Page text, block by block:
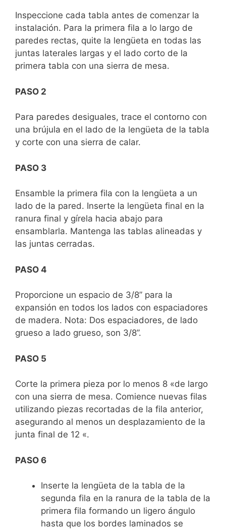
Inspeccione cada tabla antes de comenzar la
instalación. Para la primera fila a lo largo de
paredes rectas, quite la lengüeta en todas las
juntas laterales largas y el lado corto de la
primera tabla con una sierra de mesa.
PASO 2
Para paredes desiguales, trace el contorno con
una brújula en el lado de la lengüeta de la tabla
y corte con una sierra de calar.
PASO 3
Ensamble la primera fila con la lengüeta a un
lado de la pared. Inserte la lengüeta final en la
ranura final y gírela hacia abajo para
ensamblarla. Mantenga las tablas alineadas y
las juntas cerradas.
PASO 4
Proporcione un espacio de 3/8” para la
expansión en todos los lados con espaciadores
de madera. Nota: Dos espaciadores, de lado
grueso a lado grueso, son 3/8”.
PASO 5
Corte la primera pieza por lo menos 8 «de largo
con una sierra de mesa. Comience nuevas filas
utilizando piezas recortadas de la fila anterior,
asegurando al menos un desplazamiento de la
junta final de 12 «.
PASO 6
Inserte la lengüeta de la tabla de la
segunda fila en la ranura de la tabla de la
primera fila formando un ligero ángulo
hasta que los bordes laminados se